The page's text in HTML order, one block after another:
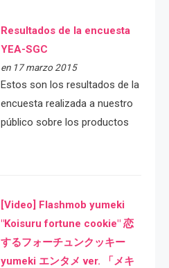
Resultados de la encuesta
YEA-SGC
en 17 marzo 2015
Estos son los resultados de la
encuesta realizada a nuestro
público sobre los productos
[Video] Flashmob yumeki
"Koisuru fortune cookie" 恋
するフォーチュンクッキー
yumeki エンタメ ver. 「メキ